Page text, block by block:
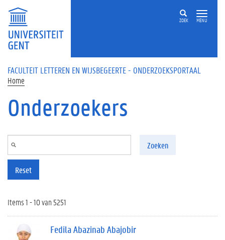
Overslaan en naar de inhoud gaan
ZOEK MENU
FACULTEIT LETTEREN EN WIJSBEGEERTE - ONDERZOEKSPORTAAL
Home
Onderzoekers
Zoeken
Reset
Items 1 - 10 van 5251
Fedila Abazinab Abajobir